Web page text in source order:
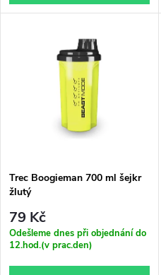
d
Trec Boogieman 700 ml šejkr
žlutý
79 Kč
Odešleme dnes při objednání do
12.hod.(v prac.den)